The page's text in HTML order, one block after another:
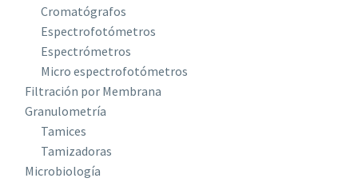
Cromatógrafos
Espectrofotómetros
Espectrómetros
Micro espectrofotómetros
Filtración por Membrana
Granulometría
Tamices
Tamizadoras
Microbiología